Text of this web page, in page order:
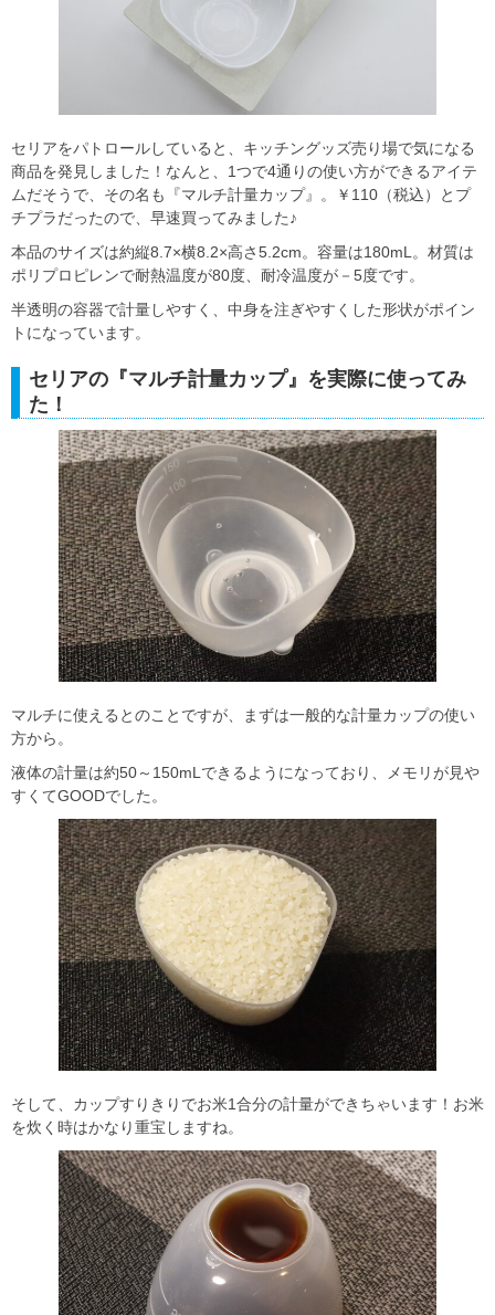
セリアをパトロールしていると、キッチングッズ売り場で気になる
商品を発見しました！なんと、1つで4通りの使い方ができるアイテ
ムだそうで、その名も『マルチ計量カップ』。￥110（税込）とプ
チプラだったので、早速買ってみました♪
本品のサイズは約縦8.7×横8.2×高さ5.2cm。容量は180mL。材質は
ポリプロピレンで耐熱温度が80度、耐冷温度が－5度です。
半透明の容器で計量しやすく、中身を注ぎやすくした形状がポイン
トになっています。
セリアの『マルチ計量カップ』を実際に使ってみ
た！
マルチに使えるとのことですが、まずは一般的な計量カップの使い
方から。
液体の計量は約50～150mLできるようになっており、メモリが見や
すくてGOODでした。
そして、カップすりきりでお米1合分の計量ができちゃいます！お米
を炊く時はかなり重宝しますね。